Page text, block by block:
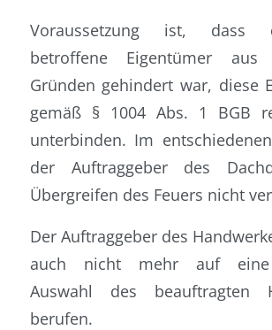
Voraussetzung ist, dass
betroffene Eigentümer aus
Gründen gehindert war, diese
gemäß § 1004 Abs. 1 BGB
unterbinden. Im
der Auftraggeber des
Übergreifen des Feuers nicht
Der Auftraggeber des
auch nicht mehr auf eine
Auswahl des beauftragten
berufen.